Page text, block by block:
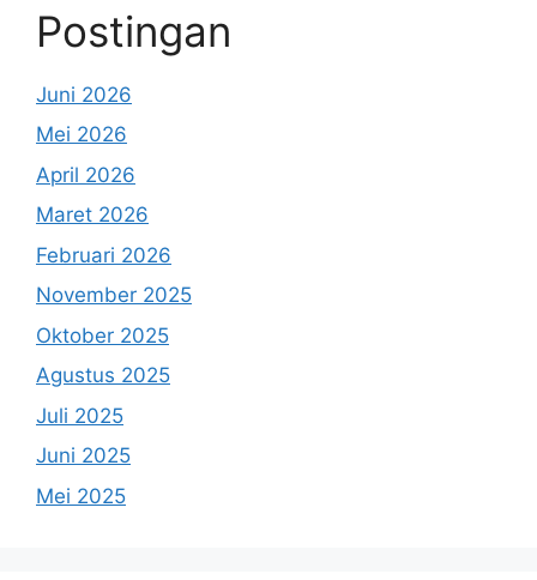
Postingan
Juni 2026
Mei 2026
April 2026
Maret 2026
Februari 2026
November 2025
Oktober 2025
Agustus 2025
Juli 2025
Juni 2025
Mei 2025